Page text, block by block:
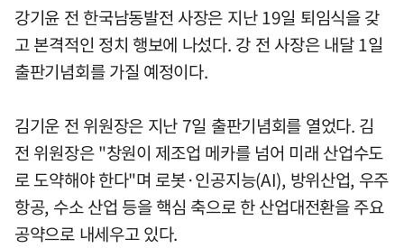
강기윤 전 한국남동발전 사장은 지난 19일 퇴임식을 갖
고 본격적인 정치 행보에 나섰다. 강 전 사장은 내달 1일
출판기념회를 가질 예정이다.
김기운 전 위원장은 지난 7일 출판기념회를 열었다. 김
전 위원장은 "창원이 제조업 메카를 넘어 미래 산업수도
로 도약해야 한다"며 로봇·인공지능(AI), 방위산업, 우주
항공, 수소 산업 등을 핵심 축으로 한 산업대전환을 주요
공약으로 내세우고 있다.